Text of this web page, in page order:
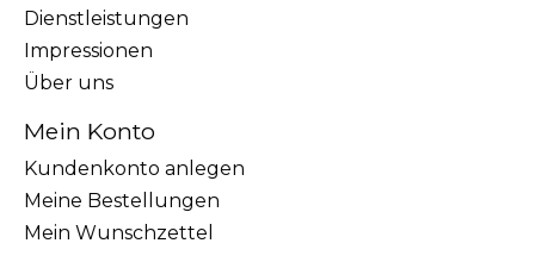
Dienstleistungen
Impressionen
Über uns
Mein Konto
Kundenkonto anlegen
Meine Bestellungen
Mein Wunschzettel